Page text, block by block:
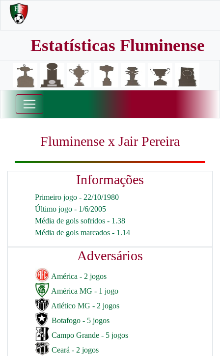
Estatísticas Fluminense
Fluminense x Jair Pereira
Informações
Primeiro jogo - 22/10/1980
Último jogo - 1/6/2005
Média de gols sofridos - 1.38
Média de gols marcados - 1.14
Adversários
América - 2 jogos
América MG - 1 jogo
Atlético MG - 2 jogos
Botafogo - 5 jogos
Campo Grande - 5 jogos
Ceará - 2 jogos